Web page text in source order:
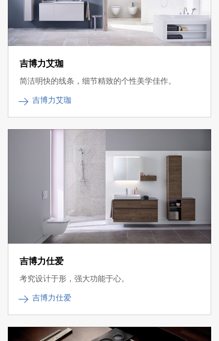
吉博力艾珈
简洁明快的线条，细节精致的个性美学佳作。
吉博力艾珈
吉博力仕爱
考究设计于形，强大功能于心。
吉博力仕爱